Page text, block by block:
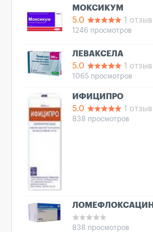
МОКСИКУМ
5.0
1 отзыв
1246 просмотров
ЛЕВАКСЕЛА
5.0
1 отзыв
1065 просмотров
ИФИЦИПРО
5.0
1 отзыв
838 просмотров
ЛОМЕФЛОКСАЦИН
838 просмотров